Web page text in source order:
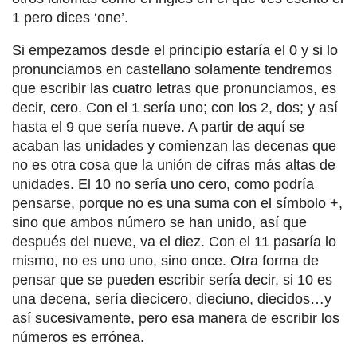
1 pero dices ‘one’.
Si empezamos desde el principio estaría el 0 y si lo
pronunciamos en castellano solamente tendremos
que escribir las cuatro letras que pronunciamos, es
decir, cero. Con el 1 sería uno; con los 2, dos; y así
hasta el 9 que sería nueve. A partir de aquí se
acaban las unidades y comienzan las decenas que
no es otra cosa que la unión de cifras más altas de
unidades. El 10 no sería uno cero, como podría
pensarse, porque no es una suma con el símbolo +,
sino que ambos número se han unido, así que
después del nueve, va el diez. Con el 11 pasaría lo
mismo, no es uno uno, sino once. Otra forma de
pensar que se pueden escribir sería decir, si 10 es
una decena, sería diecicero, dieciuno, diecidos…y
así sucesivamente, pero esa manera de escribir los
números es errónea.